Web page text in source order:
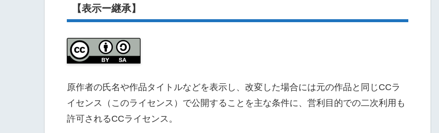
【表示ー継承】
原作者の氏名や作品タイトルなどを表示し、改変した場合には元の作品と同じCCラ
イセンス（このライセンス）で公開することを主な条件に、営利目的での二次利用も
許可されるCCライセンス。